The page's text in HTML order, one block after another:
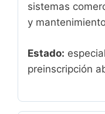
sistemas
y
Estado:
preinscripción